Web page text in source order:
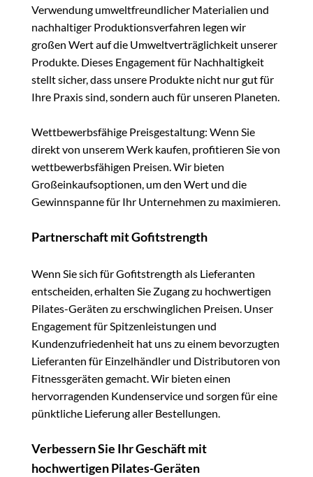
Verwendung umweltfreundlicher Materialien und
nachhaltiger Produktionsverfahren legen wir
großen Wert auf die Umweltverträglichkeit unserer
Produkte. Dieses Engagement für Nachhaltigkeit
stellt sicher, dass unsere Produkte nicht nur gut für
Ihre Praxis sind, sondern auch für unseren Planeten.
Wettbewerbsfähige Preisgestaltung: Wenn Sie
direkt von unserem Werk kaufen, profitieren Sie von
wettbewerbsfähigen Preisen. Wir bieten
Großeinkaufsoptionen, um den Wert und die
Gewinnspanne für Ihr Unternehmen zu maximieren.
Partnerschaft mit Gofitstrength
Wenn Sie sich für Gofitstrength als Lieferanten
entscheiden, erhalten Sie Zugang zu hochwertigen
Pilates-Geräten zu erschwinglichen Preisen. Unser
Engagement für Spitzenleistungen und
Kundenzufriedenheit hat uns zu einem bevorzugten
Lieferanten für Einzelhändler und Distributoren von
Fitnessgeräten gemacht. Wir bieten einen
hervorragenden Kundenservice und sorgen für eine
pünktliche Lieferung aller Bestellungen.
Verbessern Sie Ihr Geschäft mit
hochwertigen Pilates-Geräten